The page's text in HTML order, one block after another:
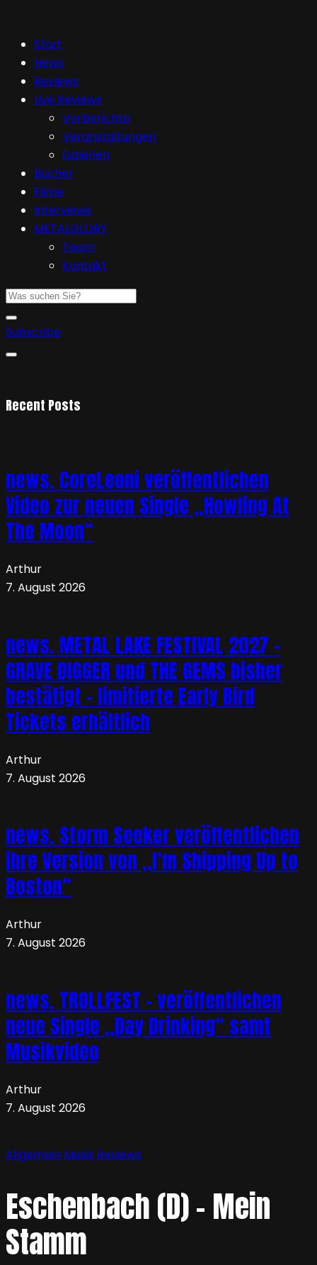
Start
News
Reviews
Live Reviews
Vorberichte
Veranstaltungen
Galerien
Bücher
Filme
Interviews
METALGLORY
Team
Kontakt
Subscribe
Recent Posts
news. CoreLeoni veröffentlichen
Video zur neuen Single „Howling At
The Moon“
Arthur
7. August 2026
news. METAL LAKE FESTIVAL 2027 –
GRAVE DIGGER und THE GEMS bisher
bestätigt – limitierte Early Bird
Tickets erhältlich
Arthur
7. August 2026
news. Storm Seeker veröffentlichen
ihre Version von „I’m Shipping Up to
Boston“
Arthur
7. August 2026
news. TROLLFEST – veröffentlichen
neue Single „Day Drinking“ samt
Musikvideo
Arthur
7. August 2026
Allgemein Musik Reviews
Eschenbach (D) – Mein
Stamm